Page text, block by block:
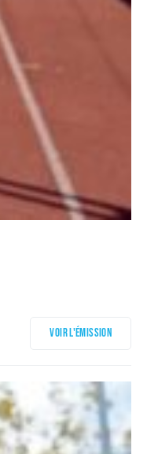
Voir l'émission